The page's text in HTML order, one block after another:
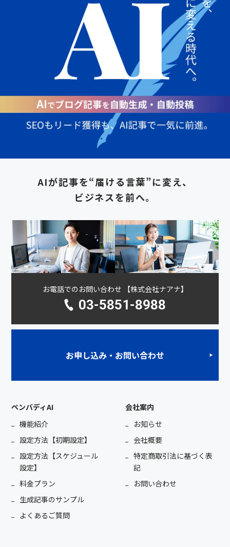
AIが記事を“届ける言葉”に変え、
ビジネスを前へ。
お電話でのお問い合わせ 【株式会社ナアナ】
03-5851-8988
お申し込み・お問い合わせ
ペンバディAI
機能紹介
設定方法【初期設定】
設定方法【スケジュール
設定】
料金プラン
生成記事のサンプル
よくあるご質問
会社案内
お知らせ
会社概要
特定商取引法に基づく表
記
お問い合わせ